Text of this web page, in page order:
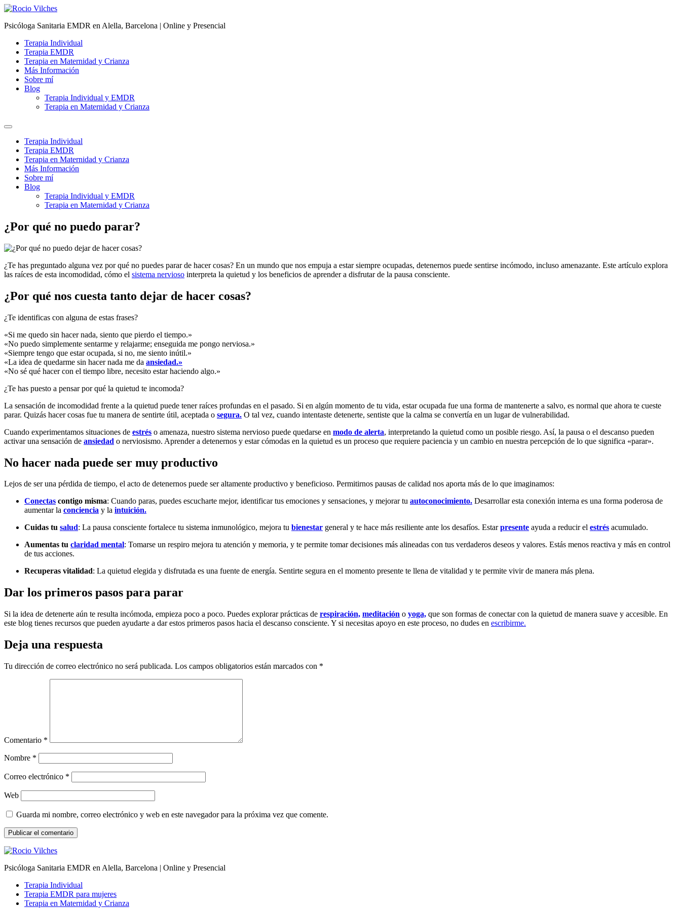
Psicóloga Sanitaria EMDR en Alella, Barcelona | Online y Presencial
Terapia Individual
Terapia EMDR
Terapia en Maternidad y Crianza
Más Información
Sobre mí
Blog
Terapia Individual y EMDR
Terapia en Maternidad y Crianza
Terapia Individual
Terapia EMDR
Terapia en Maternidad y Crianza
Más Información
Sobre mí
Blog
Terapia Individual y EMDR
Terapia en Maternidad y Crianza
¿Por qué no puedo parar?
¿Te has preguntado alguna vez por qué no puedes parar de hacer cosas? En un mundo que nos empuja a estar siempre ocupadas, detenernos puede sentirse incómodo, incluso amenazante. Este artículo explora
las raíces de esta incomodidad, cómo el sistema nervioso interpreta la quietud y los beneficios de aprender a disfrutar de la pausa consciente.
¿Por qué nos cuesta tanto dejar de hacer cosas?
¿Te identificas con alguna de estas frases?
«Si me quedo sin hacer nada, siento que pierdo el tiempo.»
«No puedo simplemente sentarme y relajarme; enseguida me pongo nerviosa.»
«Siempre tengo que estar ocupada, si no, me siento inútil.»
«La idea de quedarme sin hacer nada me da ansiedad.»
«No sé qué hacer con el tiempo libre, necesito estar haciendo algo.»
¿Te has puesto a pensar por qué la quietud te incomoda?
La sensación de incomodidad frente a la quietud puede tener raíces profundas en el pasado. Si en algún momento de tu vida, estar ocupada fue una forma de mantenerte a salvo, es normal que ahora te cueste
parar. Quizás hacer cosas fue tu manera de sentirte útil, aceptada o segura. O tal vez, cuando intentaste detenerte, sentiste que la calma se convertía en un lugar de vulnerabilidad.
Cuando experimentamos situaciones de estrés o amenaza, nuestro sistema nervioso puede quedarse en modo de alerta, interpretando la quietud como un posible riesgo. Así, la pausa o el descanso pueden
activar una sensación de ansiedad o nerviosismo. Aprender a detenernos y estar cómodas en la quietud es un proceso que requiere paciencia y un cambio en nuestra percepción de lo que significa «parar».
No hacer nada puede ser muy productivo
Lejos de ser una pérdida de tiempo, el acto de detenernos puede ser altamente productivo y beneficioso. Permitirnos pausas de calidad nos aporta más de lo que imaginamos:
Conectas contigo misma: Cuando paras, puedes escucharte mejor, identificar tus emociones y sensaciones, y mejorar tu autoconocimiento. Desarrollar esta conexión interna es una forma poderosa de
aumentar la conciencia y la intuición.
Cuidas tu salud: La pausa consciente fortalece tu sistema inmunológico, mejora tu bienestar general y te hace más resiliente ante los desafíos. Estarpresente ayuda a reducir el estrés acumulado.
Aumentas tu claridad mental: Tomarse un respiro mejora tu atención y memoria, y te permite tomar decisiones más alineadas con tus verdaderos deseos y valores. Estás menos reactiva y más en control
de tus acciones.
Recuperas vitalidad: La quietud elegida y disfrutada es una fuente de energía. Sentirte segura en el momento presente te llena de vitalidad y te permite vivir de manera más plena.
Dar los primeros pasos para parar
Si la idea de detenerte aún te resulta incómoda, empieza poco a poco. Puedes explorar prácticas de respiración, meditación o yoga, que son formas de conectar con la quietud de manera suave y accesible. En
este blog tienes recursos que pueden ayudarte a dar estos primeros pasos hacia el descanso consciente. Y si necesitas apoyo en este proceso, no dudes en escribirme.
Deja una respuesta
Tu dirección de correo electrónico no será publicada. Los campos obligatorios están marcados con *
Comentario *
Nombre *
Correo electrónico *
Web
Guarda mi nombre, correo electrónico y web en este navegador para la próxima vez que comente.
Psicóloga Sanitaria EMDR en Alella, Barcelona | Online y Presencial
Terapia Individual
Terapia EMDR para mujeres
Terapia en Maternidad y Crianza